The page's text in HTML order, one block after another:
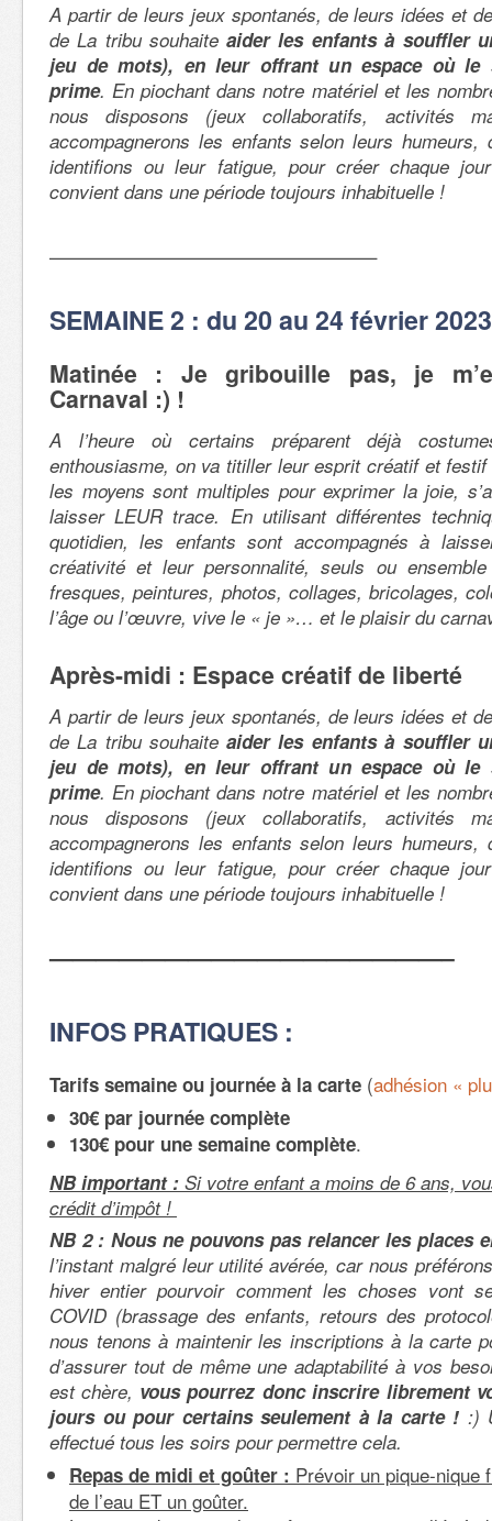
A partir de leurs jeux spontanés, de leurs idées et
de La tribu souhaite aider les enfants à souffler
jeu de mots), en leur offrant un espace où le
prime. En piochant dans notre matériel et les
nous disposons (jeux collaboratifs, activités
accompagnerons les enfants selon leurs humeurs,
identifions ou leur fatigue, pour créer chaque
convient dans une période toujours inhabituelle !
—————————————————–
SEMAINE 2 : du 20 au 24 février 2023
Matinée : Je gribouille pas, je
Carnaval :) !
A l’heure où certains préparent déjà
enthousiasme, on va titiller leur esprit créatif et
les moyens sont multiples pour exprimer la joie,
laisser LEUR trace. En utilisant différentes
quotidien, les enfants sont accompagnés à
créativité et leur personnalité, seuls ou
fresques, peintures, photos, collages, bricolages,
l’âge ou l’œuvre, vive le « je »… et le plaisir du
Après-midi : Espace créatif de liberté
A partir de leurs jeux spontanés, de leurs idées et
de La tribu souhaite aider les enfants à souffler
jeu de mots), en leur offrant un espace où le
prime. En piochant dans notre matériel et les
nous disposons (jeux collaboratifs, activités
accompagnerons les enfants selon leurs humeurs,
identifions ou leur fatigue, pour créer chaque
convient dans une période toujours inhabituelle !
—————————————————–
INFOS PRATIQUES :
Tarifs semaine ou journée à la carte (adhésion «
30€ par journée complète
130€ pour une semaine complète.
NB important : Si votre enfant a moins de 6 ans,
crédit d’impôt !
NB 2 : Nous ne pouvons pas relancer les places
l’instant malgré leur utilité avérée, car nous
hiver entier pourvoir comment les choses vont
COVID (brassage des enfants, retours des
nous tenons à maintenir les inscriptions à la carte
d’assurer tout de même une adaptabilité à vos
est chère, vous pourrez donc inscrire librement
jours ou pour certains seulement à la carte ! :)
effectué tous les soirs pour permettre cela.
Repas de midi et goûter : Prévoir un pique-nique
de l’eau ET un goûter.